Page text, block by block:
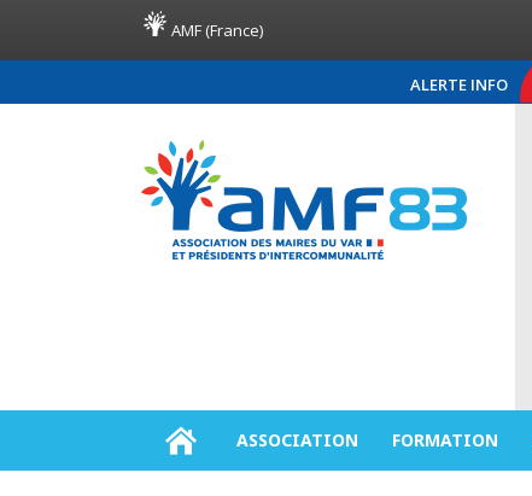
AMF (France)
ALERTE INFO
COMMUNIQUÉ DE PRESSE AMF83
ASSOCIATION FORMATION